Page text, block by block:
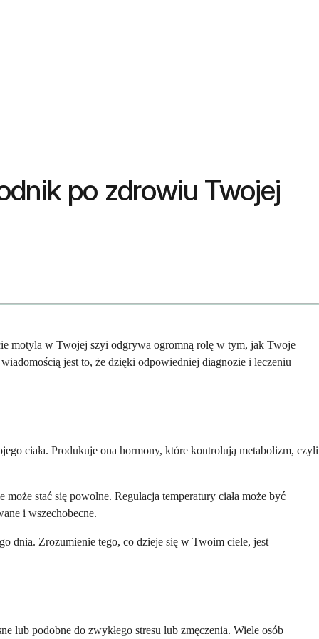
po zdrowiu Twojej
motyla w Twojej szyi odgrywa ogromną rolę w tym, jak Twoje
jest to, że dzięki odpowiedniej diagnozie i leczeniu
ciała. Produkuje ona hormony, które kontrolują metabolizm, czyli
stać się powolne. Regulacja temperatury ciała może być
i wszechobecne.
dnia. Zrozumienie tego, co dzieje się w Twoim ciele, jest
lub podobne do zwykłego stresu lub zmęczenia. Wiele osób